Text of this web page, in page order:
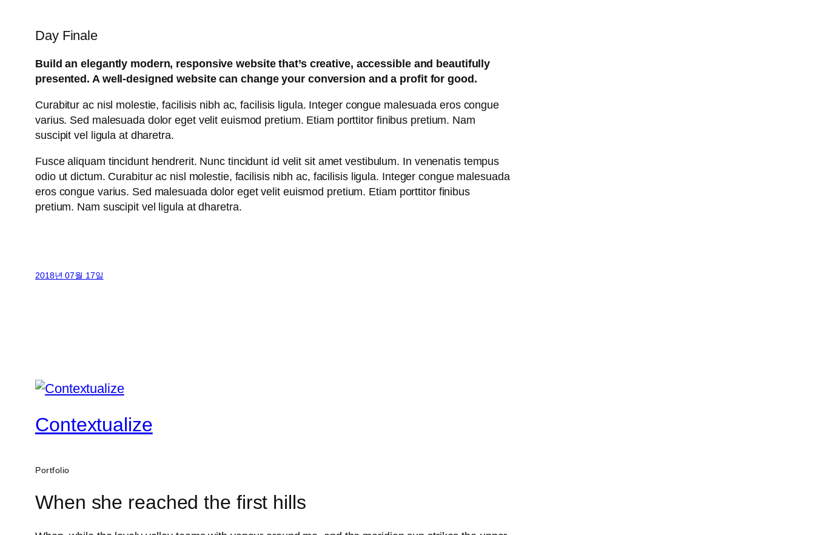
Day Finale
Build an elegantly modern, responsive website that’s creative, accessible and beautifully
presented. A well-designed website can change your conversion and a profit for good.
Curabitur ac nisl molestie, facilisis nibh ac, facilisis ligula. Integer congue malesuada eros congue
varius. Sed malesuada dolor eget velit euismod pretium. Etiam porttitor finibus pretium. Nam
suscipit vel ligula at dharetra.
Fusce aliquam tincidunt hendrerit. Nunc tincidunt id velit sit amet vestibulum. In venenatis tempus
odio ut dictum. Curabitur ac nisl molestie, facilisis nibh ac, facilisis ligula. Integer congue malesuada
eros congue varius. Sed malesuada dolor eget velit euismod pretium. Etiam porttitor finibus
pretium. Nam suscipit vel ligula at dharetra.
2018년 07월 17일
Contextualize
Portfolio
When she reached the first hills